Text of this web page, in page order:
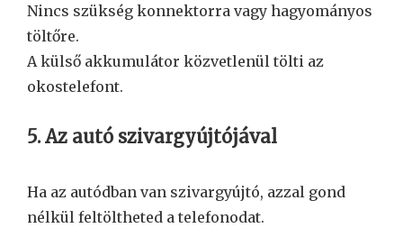
Nincs szükség konnektorra vagy hagyományos
töltőre.
A külső akkumulátor közvetlenül tölti az
okostelefont.
5. Az autó szivargyújtójával
Ha az autódban van szivargyújtó, azzal gond
nélkül feltöltheted a telefonodat.